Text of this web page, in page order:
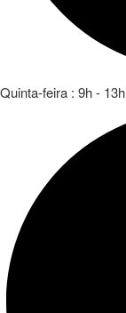
Quinta-feira : 9h -